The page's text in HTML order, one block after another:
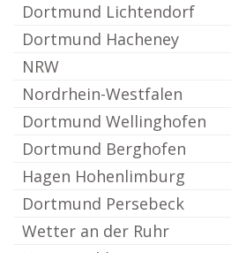
Dortmund Lichtendorf
Dortmund Hacheney
NRW
Nordrhein-Westfalen
Dortmund Wellinghofen
Dortmund Berghofen
Hagen Hohenlimburg
Dortmund Persebeck
Wetter an der Ruhr